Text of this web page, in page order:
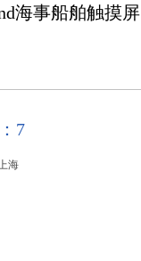
海事船舶触摸屏
7
海